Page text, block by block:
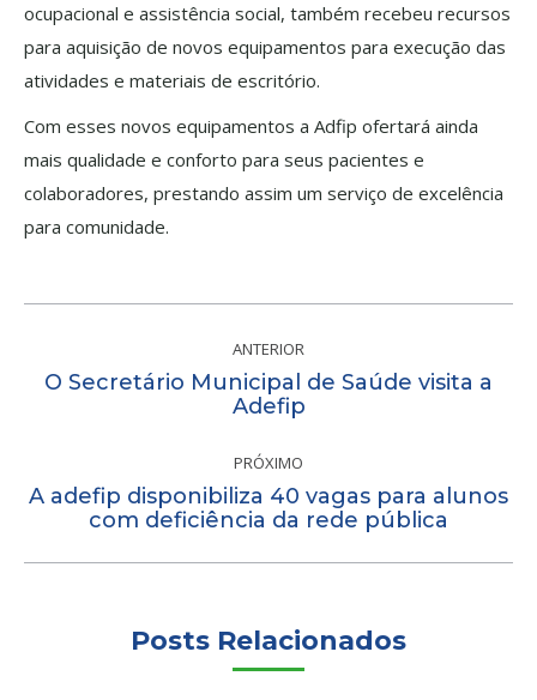
ocupacional e assistência social, também recebeu recursos
para aquisição de novos equipamentos para execução das
atividades e materiais de escritório.
Com esses novos equipamentos a Adfip ofertará ainda
mais qualidade e conforto para seus pacientes e
colaboradores, prestando assim um serviço de excelência
para comunidade.
post:
ANTERIOR
Post
anterior:
O Secretário Municipal de Saúde visita a
Adefip
PRÓXIMO
Próximo
A adefip disponibiliza 40 vagas para alunos
com deficiência da rede pública
Posts Relacionados